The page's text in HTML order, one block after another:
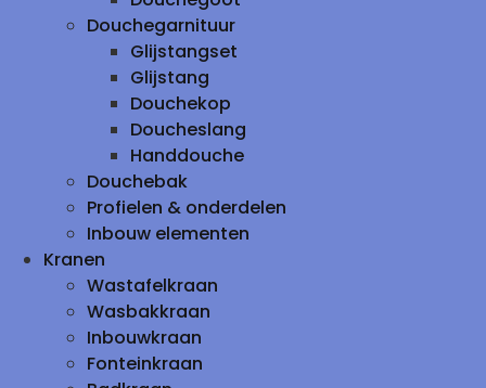
Douchegarnituur
Glijstangset
Glijstang
Douchekop
Doucheslang
Handdouche
Douchebak
Profielen & onderdelen
Inbouw elementen
Kranen
Wastafelkraan
Wasbakkraan
Inbouwkraan
Fonteinkraan